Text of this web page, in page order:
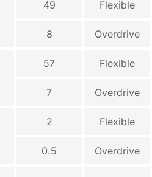
49 Flexible
8 Overdrive
57 Flexible
7 Overdrive
2 Flexible
0.5 Overdrive